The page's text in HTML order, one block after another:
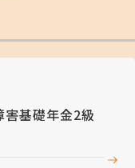
害基礎年金2級